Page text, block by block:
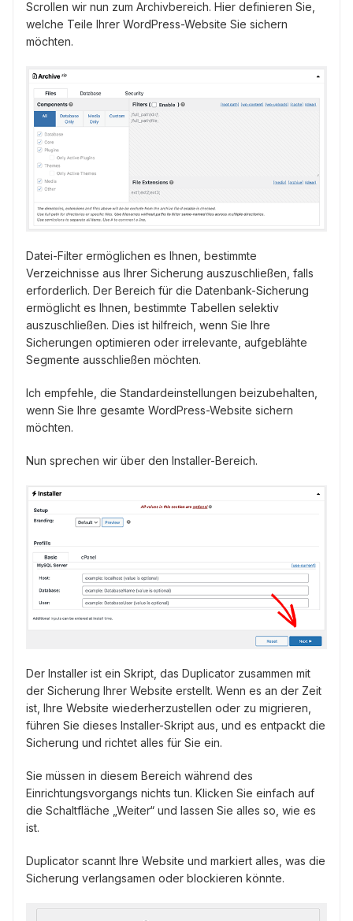
Scrollen wir nun zum Archivbereich. Hier definieren Sie,
welche Teile Ihrer WordPress-Website Sie sichern
möchten.
Datei-Filter ermöglichen es Ihnen, bestimmte
Verzeichnisse aus Ihrer Sicherung auszuschließen, falls
erforderlich. Der Bereich für die Datenbank-Sicherung
ermöglicht es Ihnen, bestimmte Tabellen selektiv
auszuschließen. Dies ist hilfreich, wenn Sie Ihre
Sicherungen optimieren oder irrelevante, aufgeblähte
Segmente ausschließen möchten.
Ich empfehle, die Standardeinstellungen beizubehalten,
wenn Sie Ihre gesamte WordPress-Website sichern
möchten.
Nun sprechen wir über den Installer-Bereich.
Der Installer ist ein Skript, das Duplicator zusammen mit
der Sicherung Ihrer Website erstellt. Wenn es an der Zeit
ist, Ihre Website wiederherzustellen oder zu migrieren,
führen Sie dieses Installer-Skript aus, und es entpackt die
Sicherung und richtet alles für Sie ein.
Sie müssen in diesem Bereich während des
Einrichtungsvorgangs nichts tun. Klicken Sie einfach auf
die Schaltfläche „Weiter“ und lassen Sie alles so, wie es
ist.
Duplicator scannt Ihre Website und markiert alles, was die
Sicherung verlangsamen oder blockieren könnte.